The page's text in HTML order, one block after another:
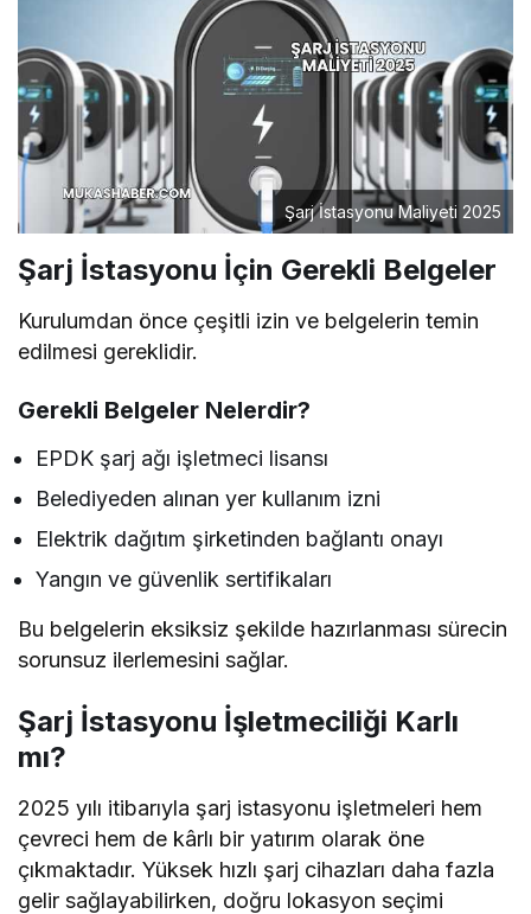
Şarj İstasyonu Maliyeti 2025
Şarj İstasyonu İçin Gerekli Belgeler
Kurulumdan önce çeşitli izin ve belgelerin temin
edilmesi gereklidir.
Gerekli Belgeler Nelerdir?
EPDK şarj ağı işletmeci lisansı
Belediyeden alınan yer kullanım izni
Elektrik dağıtım şirketinden bağlantı onayı
Yangın ve güvenlik sertifikaları
Bu belgelerin eksiksiz şekilde hazırlanması sürecin
sorunsuz ilerlemesini sağlar.
Şarj İstasyonu İşletmeciliği Karlı
mı?
2025 yılı itibarıyla şarj istasyonu işletmeleri hem
çevreci hem de kârlı bir yatırım olarak öne
çıkmaktadır. Yüksek hızlı şarj cihazları daha fazla
gelir sağlayabilirken, doğru lokasyon seçimi